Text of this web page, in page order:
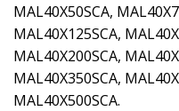
MAL40X50SCA,
MAL40X125SCA,
MAL40X200SCA,
MAL40X350SCA,
MAL40X500SCA.